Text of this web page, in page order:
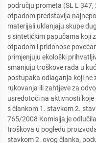
području prometa (SL L
otpadom predstavlja
materijali uklanjaju skupe
s sintetičkim papučama koji
otpadom i pridonose
primjenjuju ekološki
smanjuju troškove rada u
postupaka odlaganja koji ne
rukovanja ili zahtjeve za
usredotoči na aktivnosti koje
s člankom 1. stavkom 2.
765/2008 Komisija je
troškova u pogledu
stavkom 2. ovog članka,